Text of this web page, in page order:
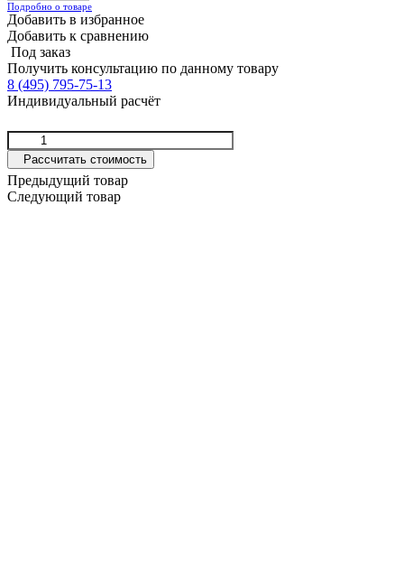
Подробно о товаре
Добавить в избранное
Добавить к сравнению
Под заказ
Получить консультацию по данному товару
8 (495) 795-75-13
Индивидуальный расчёт
Рассчитать стоимость
Предыдущий товар
Следующий товар